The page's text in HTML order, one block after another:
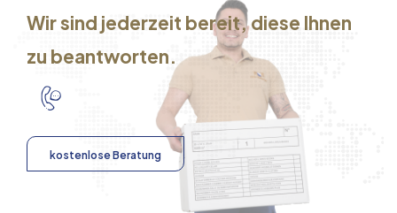
Wir sind jederzeit bereit, diese Ihnen
zu beantworten.
kostenlose Beratung